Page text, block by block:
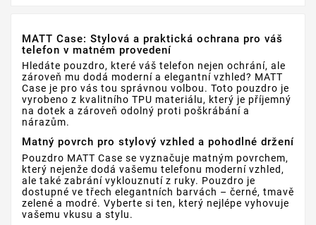
MATT Case: Stylová a praktická ochrana pro váš
telefon v matném provedení
Hledáte pouzdro, které váš telefon nejen ochrání, ale
zároveň mu dodá moderní a elegantní vzhled? MATT
Case je pro vás tou správnou volbou. Toto pouzdro je
vyrobeno z kvalitního TPU materiálu, který je příjemný
na dotek a zároveň odolný proti poškrábání a
nárazům.
Matný povrch pro stylový vzhled a pohodlné držení
Pouzdro MATT Case se vyznačuje matným povrchem,
který nejenže dodá vašemu telefonu moderní vzhled,
ale také zabrání vyklouznutí z ruky. Pouzdro je
dostupné ve třech elegantních barvách – černé, tmavě
zelené a modré. Vyberte si ten, který nejlépe vyhovuje
vašemu vkusu a stylu.